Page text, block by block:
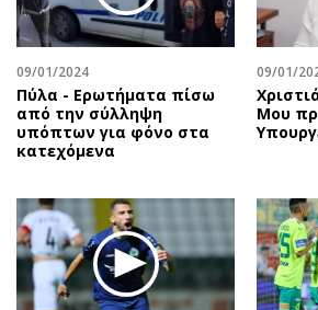
09/01/2024
Πύλα - Ερωτήματα πίσω
από την σύλληψη
υπόπτων για φόνο στα
κατεχόμενα
09/01/
Μου